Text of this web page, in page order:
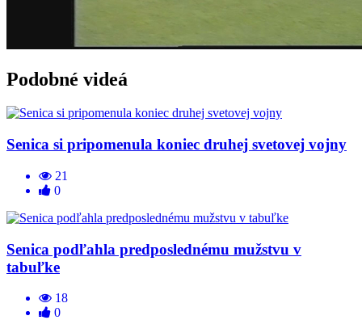
Podobné videá
Senica si pripomenula koniec druhej svetovej vojny
21
0
Senica podľahla predposlednému mužstvu v
tabuľke
18
0